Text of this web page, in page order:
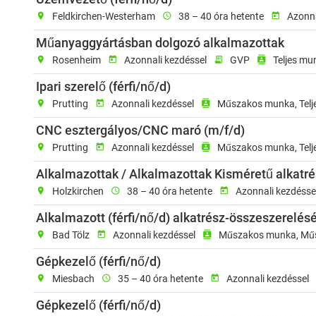
location_on Feldkirchen-Westerham schedule 38 – 40 óra hetente today
Műanyaggyártásban dolgozó alkalmazottak
location_on Rosenheim today Azonnali kezdéssel receipt_long GVP contacts Teljes
Ipari szerelő (férfi/nő/d)Munkavégzés helye:
location_on Prutting today Azonnali kezdéssel contacts Műszakos munka,
CNC esztergályos/CNC maró (m/f/d)
location_on Prutting today Azonnali kezdéssel contacts Műszakos munka,
Alkalmazottak / Alkalmazottak Kisméretű
location_on Holzkirchen schedule 38 – 40 óra hetente today Azonnali kezdéssel
Alkalmazott (férfi/nő/d) alkatrész-
location_on Bad Tölz today Azonnali kezdéssel contacts Műszakos munka,
Gépkezelő (férfi/nő/d)Munkavégzés helye:
location_on Miesbach schedule 35 – 40 óra hetente today Azonnali kezdéssel
Gépkezelő (férfi/nő/d)Munkavégzés helye: